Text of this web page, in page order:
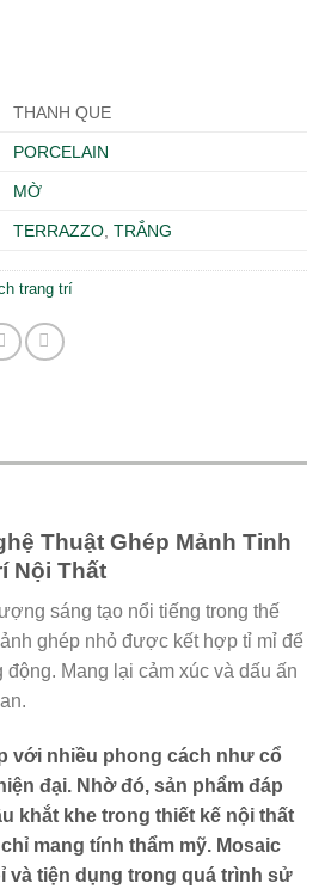
THANH QUE
PORCELAIN
MỜ
TERRAZZO ,TRẮNG
trang trí
Thuật Ghép Mảnh Tinh
Nội Thất
sáng tạo nổi tiếng trong thế
ghép nhỏ được kết hợp tỉ mỉ để
Mang lại cảm xúc và dấu ấn
với nhiều phong cách như cổ
đại. Nhờ đó, sản phẩm đáp
khắt khe trong thiết kế nội thất
mang tính thẩm mỹ. Mosaic
và tiện dụng trong quá trình sử